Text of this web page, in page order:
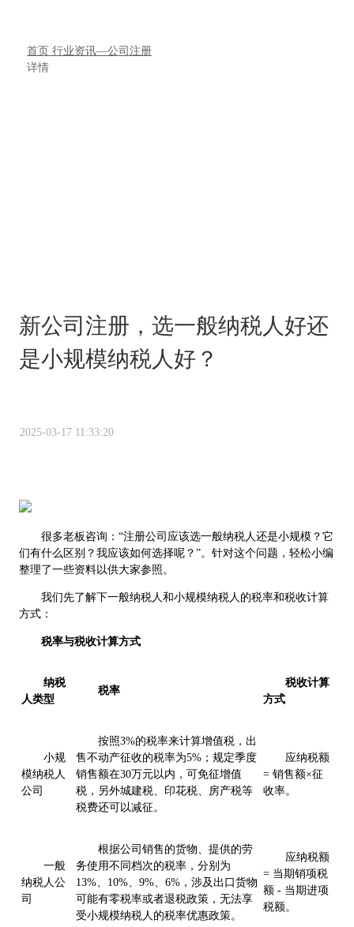
首页 行业资讯—公司注册
详情
新公司注册，选一般纳税人好还
是小规模纳税人好？
2025-03-17 11:33:20
很多老板咨询：“注册公司应该选一般纳税人还是小规模？它
们有什么区别？我应该如何选择呢？”。针对这个问题，轻松小编
整理了一些资料以供大家参照。
我们先了解下一般纳税人和小规模纳税人的税率和税收计算
方式：
税率与税收计算方式
纳税
人类型
税率
税收计算
方式
小规
模纳税人
公司
按照3%的税率来计算增值税，出
售不动产征收的税率为5%；规定季度
销售额在30万元以内，可免征增值
税，另外城建税、印花税、房产税等
税费还可以减征。
应纳税额
= 销售额×征
收率。
一般
纳税人公
司
根据公司销售的货物、提供的劳
务使用不同档次的税率，分别为
13%、10%、9%、6%，涉及出口货物
可能有零税率或者退税政策，无法享
受小规模纳税人的税率优惠政策。
应纳税额
= 当期销项税
额 - 当期进项
税额。